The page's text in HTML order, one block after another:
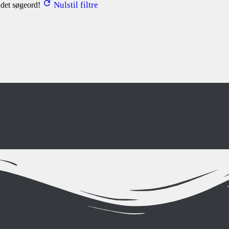
søgeord! Nulstil filtre